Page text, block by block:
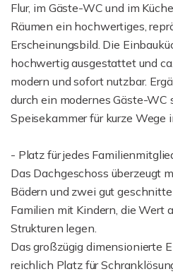
Flur, im Gäste-WC und im
Räumen ein hochwertiges,
Erscheinungsbild. Die
hochwertig ausgestattet und
modern und sofort nutzbar.
durch ein modernes Gäste-
Speisekammer für kurze Wege
- Platz für jedes
Das Dachgeschoss überzeugt
Bädern und zwei gut
Familien mit Kindern, die Wert
Strukturen legen.
Das großzügig dimensionierte
reichlich Platz für